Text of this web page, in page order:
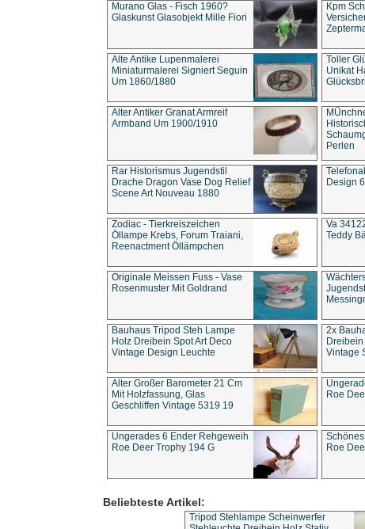
Murano Glas - Fisch 1960?
Glaskunst Glasobjekt Mille Fiori
Kpm
Alte Antike Lupenmalerei
Miniaturmalerei Signiert Seguin
Um 1860/1880
Toller
Unikat
Alter Antiker Granat Armreif
Armband Um 1900/1910
Perlen
Rar Historismus Jugendstil
Drache Dragon Vase Dog Relief
Scene Art Nouveau 1880
Design
Zodiac - Tierkreiszeichen
Öllampe Krebs, Forum Traiani,
Reenactment Öllämpchen
Va
Teddy
Originale Meissen Fuss - Vase
Rosenmuster Mit Goldrand
Bauhaus Tripod Steh Lampe
Holz Dreibein Spot Art Deco
Vintage Design Leuchte
2x
Vintage
Alter Großer Barometer 21 Cm
Mit Holzfassung, Glas
Geschliffen Vintage 5319 19
Roe
Ungerades 6 Ender Rehgeweih
Roe Deer Trophy 194 G
Roe
Beliebteste Artikel:
Tripod Stehlampe Scheinwerfer